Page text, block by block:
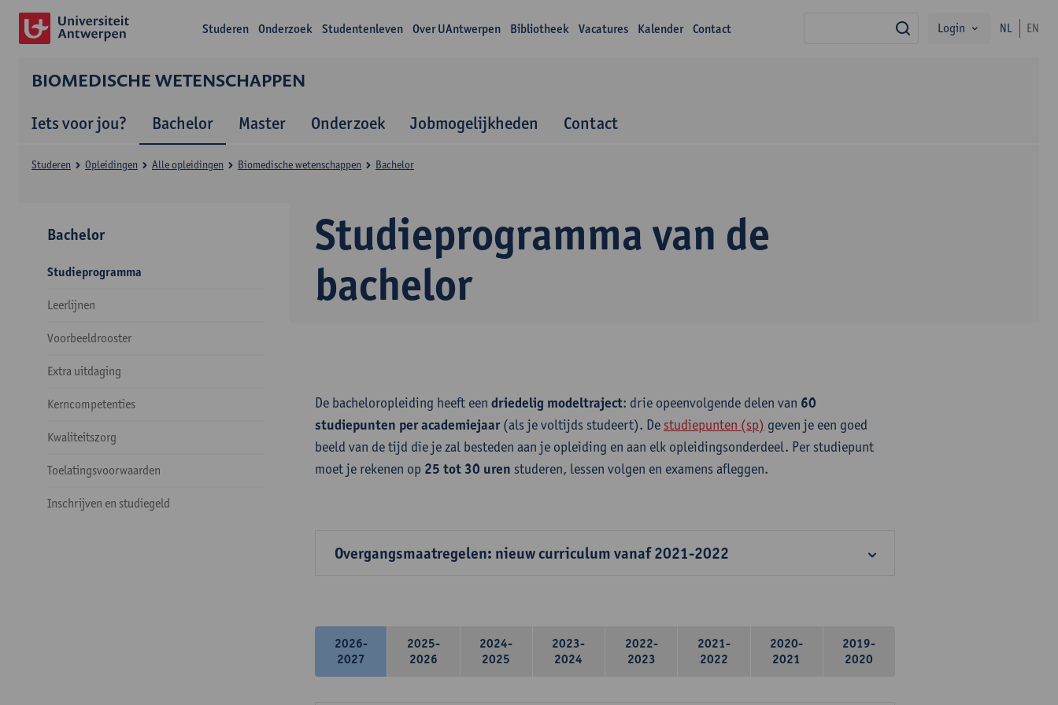
Studeren Onderzoek Studentenleven Over UAntwerpen Bibliotheek Vacatures Kalender Contact zoekLogin NL EN
BIOMEDISCHE WETENSCHAPPEN
Iets voor jou? Bachelor Master Onderzoek Jobmogelijkheden Contact
Studieprogramma van de
bachelor
Studeren Opleidingen Alle opleidingen Biomedische wetenschappen Bachelor
Bachelor
Studieprogramma
Leerlijnen
Voorbeeldrooster
Extra uitdaging
Kerncompetenties
Kwaliteitszorg
Toelatingsvoorwaarden
Inschrijven en studiegeld
De bacheloropleiding heeft een driedelig modeltraject: drie opeenvolgende delen van 60
studiepunten per academiejaar(als je voltijds studeert). De studiepunten (sp) geven je een goed
beeld van de tijd die je zal besteden aan je opleiding en aan elk opleidingsonderdeel. Per studiepunt
moet je rekenen op 25 tot 30 uren studeren, lessen volgen en examens afleggen.
Overgangsmaatregelen: nieuw curriculum vanaf 2021-2022
2026-
2027
2025-
2026
2024-
2025
2023-
2024
2022-
2023
2021-
2022
2020-
2021
2019-
2020